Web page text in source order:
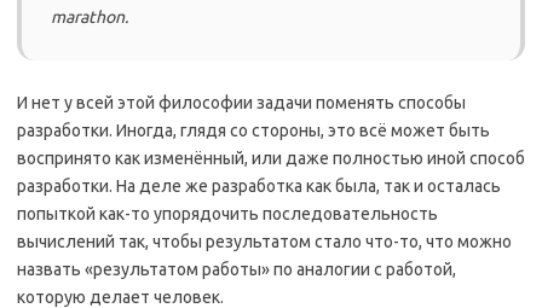
marathon.
И нет у всей этой философии задачи поменять способы
разработки. Иногда, глядя со стороны, это всё может быть
воспринято как изменённый, или даже полностью иной способ
разработки. На деле же разработка как была, так и осталась
попыткой как-то упорядочить последовательность
вычислений так, чтобы результатом стало что-то, что можно
назвать «результатом работы» по аналогии с работой,
которую делает человек.